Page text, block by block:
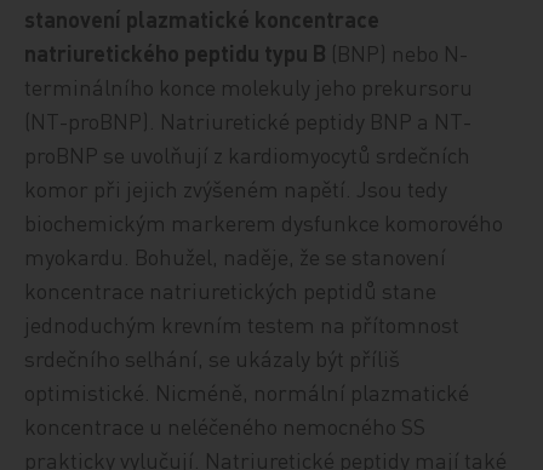
stanovení plazmatické koncentrace
natriuretického peptidu typu B (BNP) nebo N-
terminálního konce molekuly jeho prekursoru
(NT-proBNP). Natriuretické peptidy BNP a NT-
proBNP se uvolňují z kardiomyocytů srdečních
komor při jejich zvýšeném napětí. Jsou tedy
biochemickým markerem dysfunkce komorového
myokardu. Bohužel, naděje, že se stanovení
koncentrace natriuretických peptidů stane
jednoduchým krevním testem na přítomnost
srdečního selhání, se ukázaly být příliš
optimistické. Nicméně, normální plazmatické
koncentrace u neléčeného nemocného SS
prakticky vylučují. Natriuretické peptidy mají také